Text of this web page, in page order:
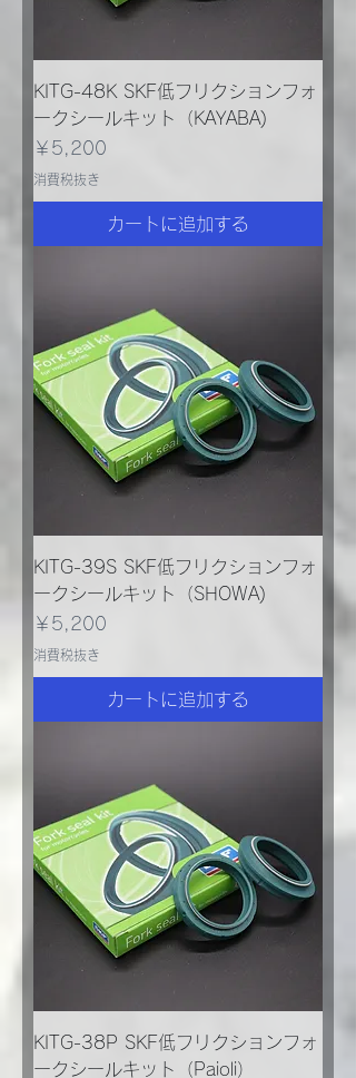
KITG-48K SKF低フリクションフォ
ークシールキット（KAYABA)
価格
￥5,200
消費税抜き
カートに追加する
KITG-39S SKF低フリクションフォ
ークシールキット（SHOWA)
価格
￥5,200
消費税抜き
カートに追加する
KITG-38P SKF低フリクションフォ
ークシールキット（Paioli）